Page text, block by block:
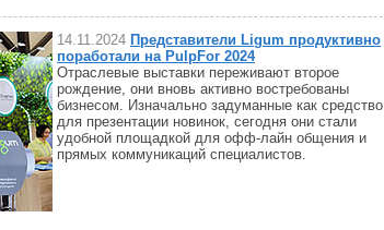
14.11.2024 Представители Ligum продуктивно
поработали на PulpFor 2024
Отраслевые выставки переживают второе
рождение, они вновь активно востребованы
бизнесом. Изначально задуманные как средство
для презентации новинок, сегодня они стали
удобной площадкой для офф-лайн общения и
прямых коммуникаций специалистов.